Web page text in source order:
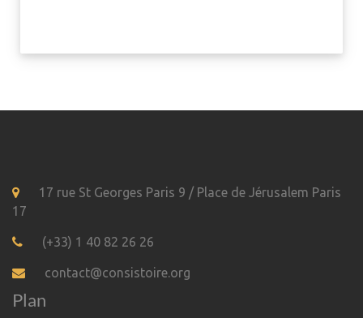
17 rue St Georges Paris 9 / Place de Jérusalem Paris
17
(+33) 1 40 82 26 26
contact@consistoire.org
Plan